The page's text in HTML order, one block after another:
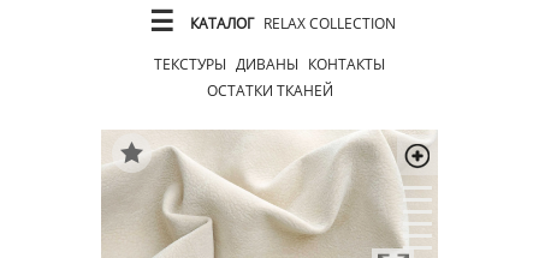
☰ КАТАЛОГ RELAX COLLECTION
ТЕКСТУРЫ ДИВАНЫ КОНТАКТЫ
ОСТАТКИ ТКАНЕЙ